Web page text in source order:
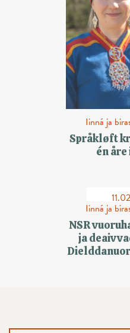
Iinná ja
Språkløft
én
Iinná ja
NSR
ja